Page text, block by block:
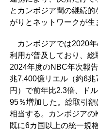
とカンボジア間の継続
がりとネットワークが生
カンボジアでは2020
利用が普及しており、総
2024年度のNBC年次報
兆7,400億リエル（約6
円）で前年比2.3倍、ド
95％増加した。総取引
相当する。カンボジアの
既に6カ国以上の統一規